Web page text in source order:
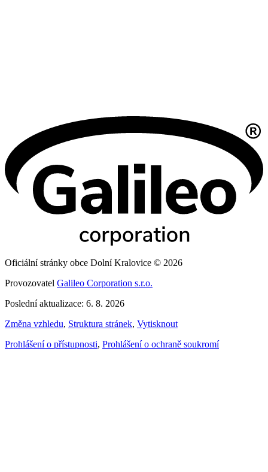
Oficiální stránky obce Dolní Kralovice © 2026
Provozovatel Galileo Corporation s.r.o.
Poslední aktualizace: 6. 8. 2026
Změna vzhledu, Struktura stránek, Vytisknout
Prohlášení o přístupnosti, Prohlášení o ochraně soukromí